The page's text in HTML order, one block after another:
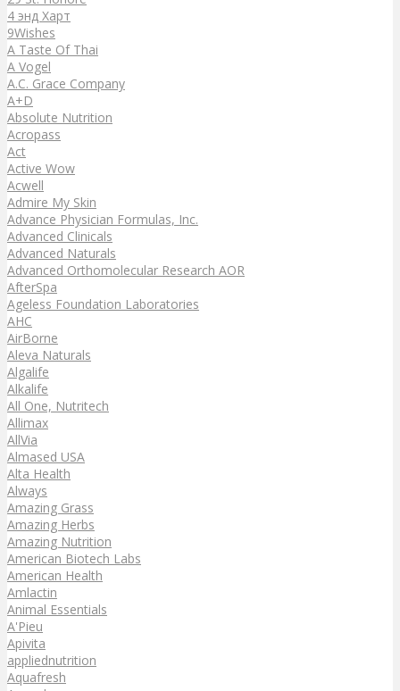
4 энд Харт
9Wishes
A Taste Of Thai
A Vogel
A.C. Grace Company
A+D
Absolute Nutrition
Acropass
Act
Active Wow
Acwell
Admire My Skin
Advance Physician Formulas, Inc.
Advanced Clinicals
Advanced Naturals
Advanced Orthomolecular Research AOR
AfterSpa
Ageless Foundation Laboratories
AHC
AirBorne
Aleva Naturals
Algalife
Alkalife
All One, Nutritech
Allimax
AllVia
Almased USA
Alta Health
Always
Amazing Grass
Amazing Herbs
Amazing Nutrition
American Biotech Labs
American Health
Amlactin
Animal Essentials
A'Pieu
Apivita
appliednutrition
Aquafresh